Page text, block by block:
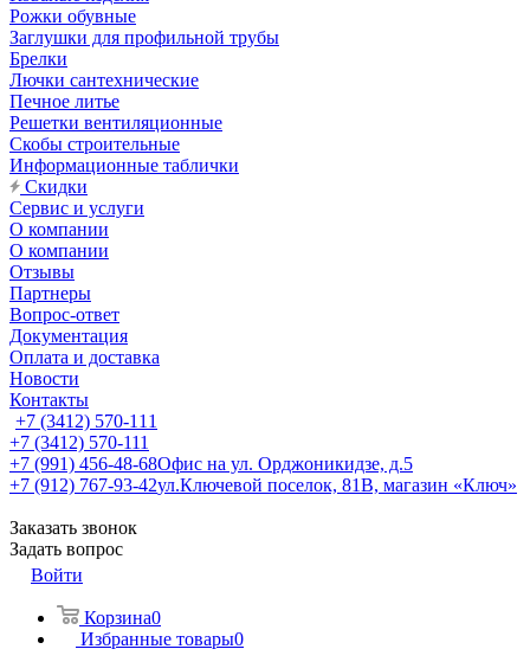
Рожки обувные
Заглушки для профильной трубы
Брелки
Лючки сантехнические
Печное литье
Решетки вентиляционные
Скобы строительные
Информационные таблички
Скидки
Сервис и услуги
О компании
О компании
Отзывы
Партнеры
Вопрос-ответ
Документация
Оплата и доставка
Новости
Контакты
+7 (3412) 570-111
+7 (3412) 570-111
+7 (991) 456-48-68Офис на ул. Орджоникидзе, д.5
+7 (912) 767-93-42ул.Ключевой поселок, 81В, магазин «Ключ»
Заказать звонок
Задать вопрос
Войти
Корзина0
Избранные товары0